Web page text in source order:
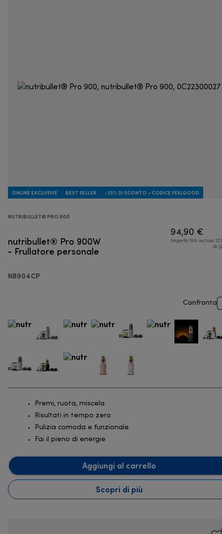
ONLINE EXCLUSIVE BEST SELLER -25% DI SCONTO - CODICE FEELGOOD
NUTRIBULLET® PRO 900
nutribullet® Pro 900W
- Frullatore personale
NB904CP
94,90 €
Importo IVA incluso
di
Confronta
Premi, ruota, miscela
Risultati in tempo zero
Pulizia comoda e funzionale
Fai il pieno di energie
Aggiungi al carrello
Scopri di più